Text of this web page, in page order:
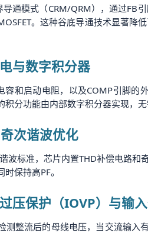
导通模式（CRM/QRM），通过FB
。这种谷底导通技术显著
与数字积分器
容和启动电阻，以及COMP引脚的
积分功能由内部数字积分器实现，
次谐波优化
波标准，芯片内置THD补偿电路
保持高PF。
压保护（IOVP）与输
测整流后的母线电压，当交流输入